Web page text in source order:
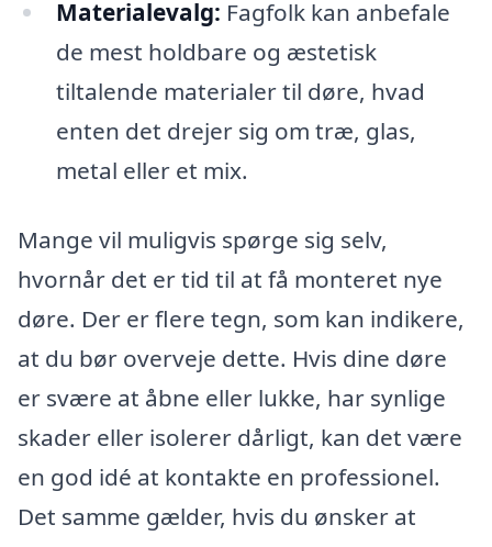
Materialevalg: Fagfolk kan anbefale
de mest holdbare og æstetisk
tiltalende materialer til døre, hvad
enten det drejer sig om træ, glas,
metal eller et mix.
Mange vil muligvis spørge sig selv,
hvornår det er tid til at få monteret nye
døre. Der er flere tegn, som kan indikere,
at du bør overveje dette. Hvis dine døre
er svære at åbne eller lukke, har synlige
skader eller isolerer dårligt, kan det være
en god idé at kontakte en professionel.
Det samme gælder, hvis du ønsker at